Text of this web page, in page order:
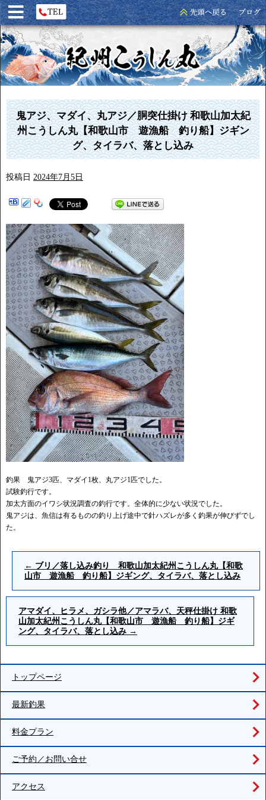
鬼アジ、マダイ、丸アジ／胴突仕掛け 和歌山加太紀
州こうしん丸【和歌山市 遊漁船 釣り船】ジギン
グ、タイラバ、落とし込み
投稿日 2024年7月5日
釣果 鬼アジ3匹、マダイ1枚、丸アジ1匹でした。
試験釣行です。
加太方面のイワシ状況調査の釣行です。全体的に少ない状況でした。
鬼アジは、魚信は有るものの釣り上げ途中で針ハズレが多く釣果が伸びずでし
た。
← ブリ／落し込み釣り 和歌山加太紀州こうしん丸【和歌
山市 遊漁船 釣り船】ジギング、タイラバ、落とし込み
アマダイ、ヒラメ、ガシラ他／アマラバ、天秤仕掛け 和歌
山加太紀州こうしん丸【和歌山市 遊漁船 釣り船】ジギ
ング、タイラバ、落とし込み →
トップページ
最新釣果
料金プラン
ご予約／お問い合せ
アクセス